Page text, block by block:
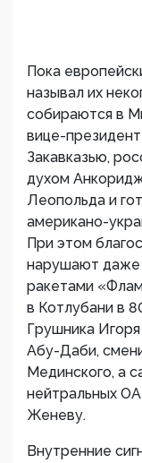
Пока
называл их
собираются в
вице-
Закавказью,
духом
Леопольда и
американо-
При этом
нарушают даже
ракетами
в Котлубани в
Грушника
Абу-Даби,
Мединского, а
нейтральных
Женеву.
Внутренние